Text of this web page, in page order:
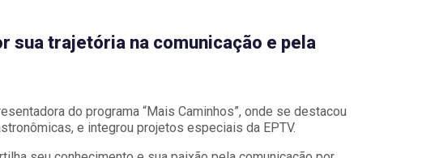
sua trajetória na comunicação e pela
do programa “Mais Caminhos”, onde se destacou
e integrou projetos especiais da EPTV.